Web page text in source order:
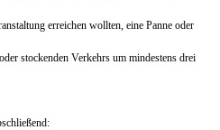
erreichen wollten, eine Panne oder
stockenden Verkehrs um mindestens drei